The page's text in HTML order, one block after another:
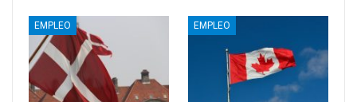
EMPLEO EMPLEO